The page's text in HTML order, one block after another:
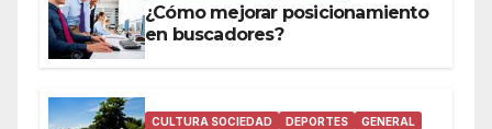
¿Cómo mejorar posicionamiento
en buscadores?
CULTURA SOCIEDAD DEPORTES GENERAL